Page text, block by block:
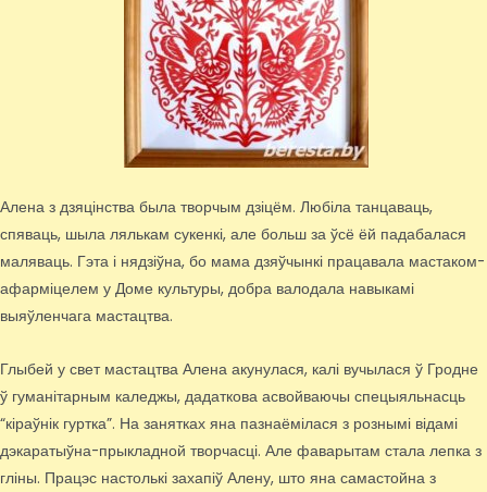
Алена з дзяцінства была творчым дзіцём. Любіла танцаваць,
спяваць, шыла лялькам сукенкі, але больш за ўсё ёй падабалася
маляваць. Гэта і нядзіўна, бо мама дзяўчынкі працавала мастаком-
афарміцелем у Доме культуры, добра валодала навыкамі
выяўленчага мастацтва.
Глыбей у свет мастацтва Алена акунулася, калі вучылася ў Гродне
ў гуманітарным каледжы, дадаткова асвойваючы спецыяльнасць
“кіраўнік гуртка”. На занятках яна пазнаёмілася з рознымі відамі
дэкаратыўна-прыкладной творчасці. Але фаварытам стала лепка з
гліны. Працэс настолькі захапіў Алену, што яна самастойна з